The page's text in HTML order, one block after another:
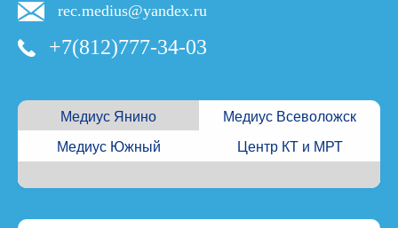
rec.medius@yandex.ru
+7(812)777-34-03
Медиус Янино
Медиус Всеволожск
Медиус Южный
Центр КТ и МРТ